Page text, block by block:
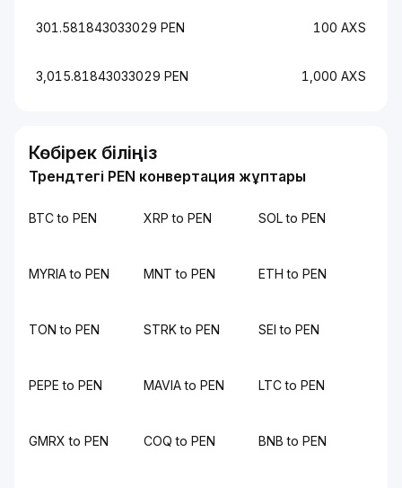
301.581843033029 PEN 100 AXS
3,015.81843033029 PEN 1,000 AXS
Көбірек біліңіз
Трендтегі PEN конвертация жұптары
BTC to PEN XRP to PEN SOL to PEN
MYRIA to PEN MNT to PEN ETH to PEN
TON to PEN STRK to PEN SEI to PEN
PEPE to PEN MAVIA to PEN LTC to PEN
GMRX to PEN COQ to PEN BNB to PEN